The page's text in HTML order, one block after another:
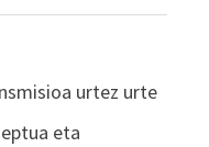
urtez urte
eta